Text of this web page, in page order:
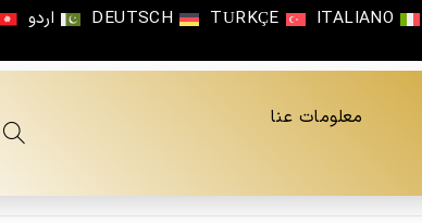
ITALIANO
TÜRKÇE
DEUTSCH اردو
معلومات عنا